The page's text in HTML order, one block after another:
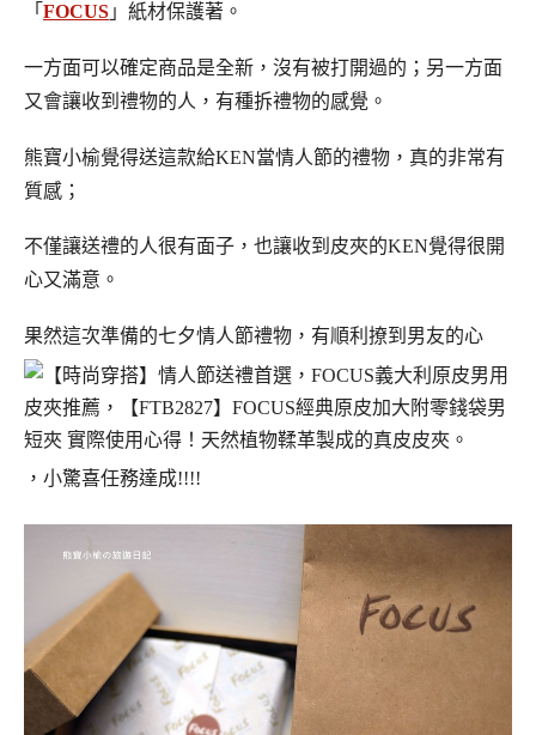
「 FOCUS 」紙材保護著。
一方面可以確定商品是全新，沒有被打開過的；另一方面
又會讓收到禮物的人，有種拆禮物的感覺。
熊寶小榆覺得送這款給KEN當情人節的禮物，真的非常有
質感；
不僅讓送禮的人很有面子，也讓收到皮夾的KEN覺得很開
心又滿意。
果然這次準備的七夕情人節禮物，有順利撩到男友的心
，小驚喜任務達成!!!!